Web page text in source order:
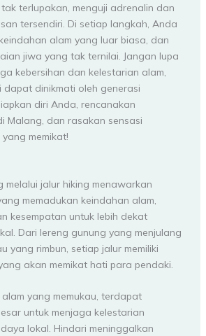
terlupakan, menguji adrenalin dan
tersendiri. Di setiap langkah, Anda
alam yang luar biasa, dan
jiwa yang tak ternilai. Jangan lupa
kebersihan dan kelestarian alam,
dapat dinikmati oleh generasi
diri Anda, rencanakan
Malang, dan rasakan sensasi
memikat!
melalui jalur hiking menawarkan
memadukan keindahan alam,
kesempatan untuk lebih dekat
Dari lereng gunung yang menjulang
yang rimbun, setiap jalur memiliki
akan memikat hati para pendaki.
yang memukau, terdapat
untuk menjaga kelestarian
lokal. Hindari meninggalkan